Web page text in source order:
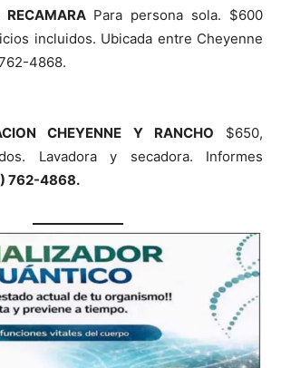
Para persona sola. $600
incluidos. Ubicada entre Cheyenne
4868.
CHEYENNE Y RANCHO $650,
Lavadora y secadora. Informes
762-4868.